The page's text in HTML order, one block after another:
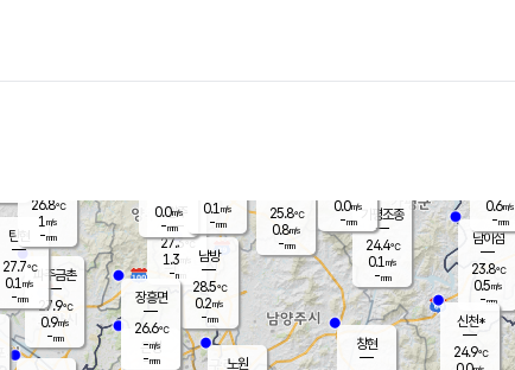
남이섬
23.8℃
0.5m/s
-mm
양주
27.3℃
1.3
-mm
0.6m/s
-mm
파주금촌
27.9℃
0.9m/s
-mm
가평조종
24.4℃
0.1 m/s
-mm
25.8℃
0.8m/s
-mm
신천*
24.9℃
창현
탄현
27.7℃
0.1 m/s
-mm
0.0m/s
-mm
은평
노원
남방
28.5℃
0.2m/s
-mm
장흥면
26.6℃
-m/s
-mm
0.0m/s
-mm
26.8℃
1 m/s
-mm
0.1 m/s
-mm